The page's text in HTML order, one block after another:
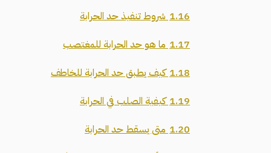
1.16 شروط تنفيذ حد الحرابة
1.17 ما هو حد الحرابة للمغتصب
1.18 كيف يطبق حد الحرابة للخاطف
1.19 كيفية الصلب في الحرابة
1.20 متى يسقط حد الحرابة